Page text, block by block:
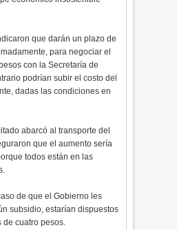
que darán un plazo de
para negociar el
con la Secretaría de
podrían subir el costo del
dadas las condiciones en
abarcó al transporte del
que el aumento sería
todos están en las
de que el Gobierno les
subsidio, estarían dispuestos
de cuatro pesos.